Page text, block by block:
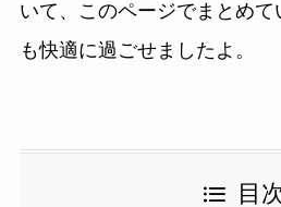
いて、このページでまとめて
も快適に過ごせましたよ。
目